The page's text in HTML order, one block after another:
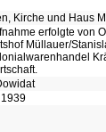
Kirche und Haus
erfolgte von
Müllauer/